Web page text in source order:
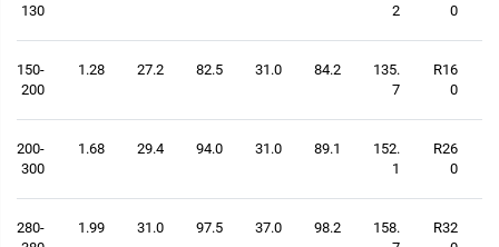
0
2
130
R16
0
135.
7
84.2
31.0
82.5
27.2
1.28
150-
200
R26
0
152.
1
89.1
31.0
94.0
29.4
1.68
200-
300
R32
158.
98.2
37.0
97.5
31.0
1.99
280-